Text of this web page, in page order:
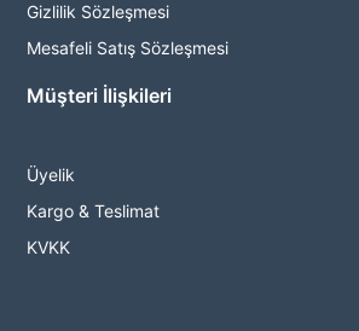
Gizlilik Sözleşmesi
Mesafeli Satış Sözleşmesi
Müşteri İlişkileri
Üyelik
Kargo & Teslimat
KVKK